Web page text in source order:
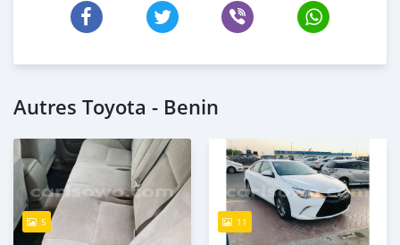
Autres Toyota - Benin
5 11